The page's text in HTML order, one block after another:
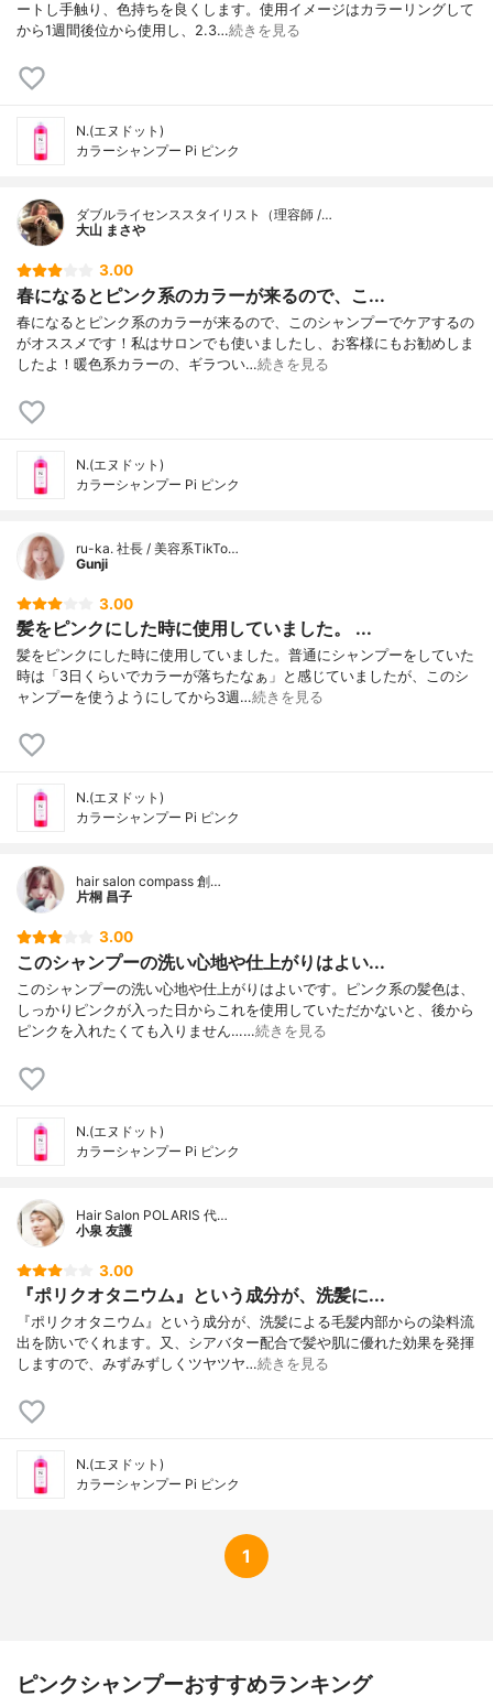
ートし手触り、色持ちを良くします。使用イメージはカラーリングして
から1週間後位から使用し、2.3…続きを見る
N.(エヌドット)
カラーシャンプー Pi ピンク
ダブルライセンススタイリスト（理容師 /…
大山 まさや
3.00
春になるとピンク系のカラーが来るので、こ...
春になるとピンク系のカラーが来るので、このシャンプーでケアするの
がオススメです！私はサロンでも使いましたし、お客様にもお勧めしま
したよ！暖色系カラーの、ギラつい…続きを見る
N.(エヌドット)
カラーシャンプー Pi ピンク
ru-ka. 社長 / 美容系TikTo…
Gunji
3.00
髪をピンクにした時に使用していました。 ...
髪をピンクにした時に使用していました。普通にシャンプーをしていた
時は「3日くらいでカラーが落ちたなぁ」と感じていましたが、このシ
ャンプーを使うようにしてから3週…続きを見る
N.(エヌドット)
カラーシャンプー Pi ピンク
hair salon compass 創…
片桐 昌子
3.00
このシャンプーの洗い心地や仕上がりはよい...
このシャンプーの洗い心地や仕上がりはよいです。ピンク系の髪色は、
しっかりピンクが入った日からこれを使用していただかないと、後から
ピンクを入れたくても入りません……続きを見る
N.(エヌドット)
カラーシャンプー Pi ピンク
Hair Salon POLARIS 代…
小泉 友護
3.00
『ポリクオタニウム』という成分が、洗髪に...
『ポリクオタニウム』という成分が、洗髪による毛髪内部からの染料流
出を防いでくれます。又、シアバター配合で髪や肌に優れた効果を発揮
しますので、みずみずしくツヤツヤ…続きを見る
N.(エヌドット)
カラーシャンプー Pi ピンク
1
ピンクシャンプーおすすめランキング